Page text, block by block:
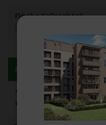
Fläche Keller­ab­teil
3,33 m²
Preis­in­for­ma­tion
* Kauf­preis Wohnung
€ 231.658,00